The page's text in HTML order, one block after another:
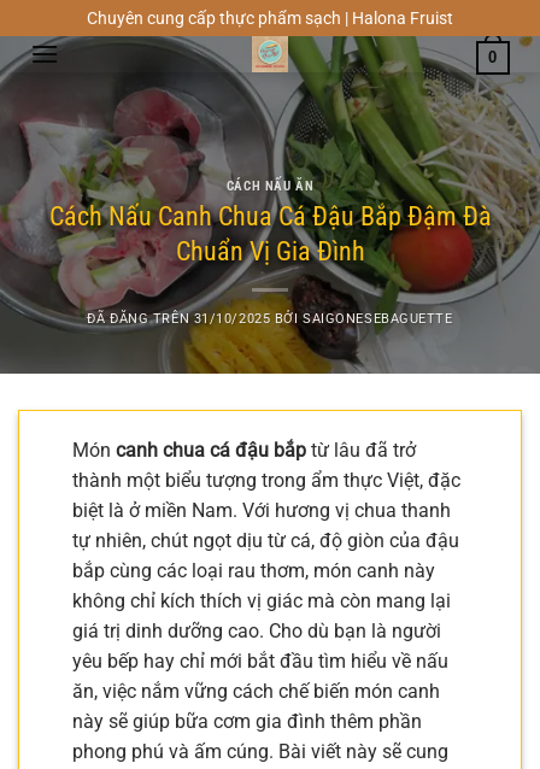
đến
nội
Chuyên cung cấp thực phẩm sạch | Halona Fruist
0
CÁCH NẤU ĂN
Cách Nấu Canh Chua Cá Đậu Bắp Đậm Đà
Chuẩn Vị Gia Đình
ĐÃ ĐĂNG TRÊN 31/10/2025 BỞISAIGONESEBAGUETTE
Món canh chua cá đậu bắp từ lâu đã trở
thành một biểu tượng trong ẩm thực Việt, đặc
biệt là ở miền Nam. Với hương vị chua thanh
tự nhiên, chút ngọt dịu từ cá, độ giòn của đậu
bắp cùng các loại rau thơm, món canh này
không chỉ kích thích vị giác mà còn mang lại
giá trị dinh dưỡng cao. Cho dù bạn là người
yêu bếp hay chỉ mới bắt đầu tìm hiểu về nấu
ăn, việc nắm vững cách chế biến món canh
này sẽ giúp bữa cơm gia đình thêm phần
phong phú và ấm cúng. Bài viết này sẽ cung